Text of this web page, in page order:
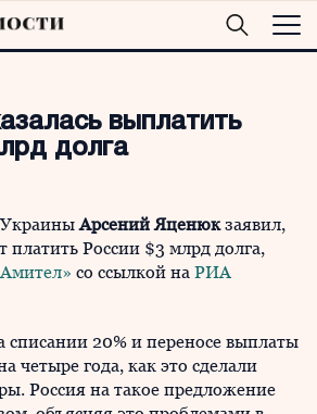
выплатить
долга
УкраиныАрсений Яценюкзаявил,
платить России $3 млрд долга,
со ссылкой на РИА
списании 20% и переносе выплаты
четыре года, как это сделали
Россия на такое предложение